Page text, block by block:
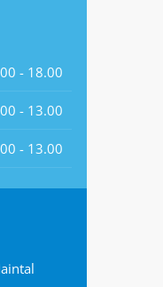
- 18.00
- 13.00
- 13.00